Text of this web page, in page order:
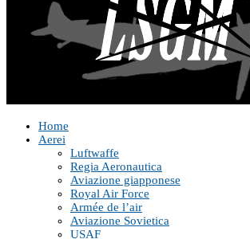
Home
Aerei
Luftwaffe
Regia Aeronautica
Aviazione giapponese
Royal Air Force
Armée de l’air
Aviazione Sovietica
USAF